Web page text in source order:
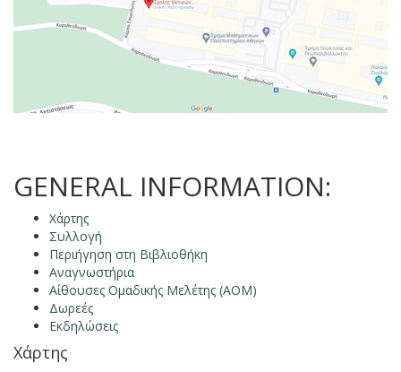
GENERAL INFORMATION:
Χάρτης
Συλλογή
Περιήγηση στη Βιβλιοθήκη
Αναγνωστήρια
Αίθουσες Ομαδικής Μελέτης (ΑΟΜ)
Δωρεές
Εκδηλώσεις
Χάρτης